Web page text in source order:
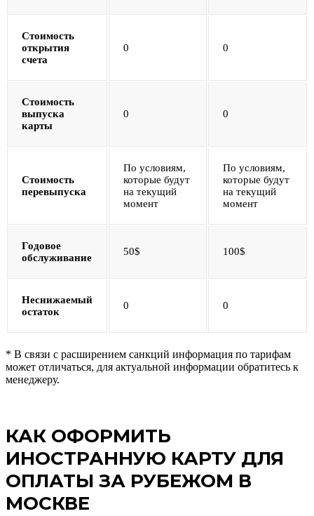
Стоимость
открытия
счета
0 0
Стоимость
выпуска
карты
0 0
Стоимость
перевыпуска
По условиям,
которые будут
на текущий
момент
По условиям,
которые будут
на текущий
момент
Годовое
обслуживание
50$ 100$
Неснижаемый
остаток
0 0
* В связи с расширением санкций информация по тарифам
может отличаться, для актуальной информации обратитесь к
менеджеру.
КАК ОФОРМИТЬ
ИНОСТРАННУЮ КАРТУ ДЛЯ
ОПЛАТЫ ЗА РУБЕЖОМ В
МОСКВЕ